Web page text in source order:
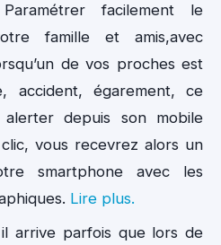
facilement le
famille et amis,avec
de vos proches est
accident, égarement, ce
depuis son mobile
vous recevrez alors un
smartphone avec les
Lire plus.
il arrive parfois que lors de